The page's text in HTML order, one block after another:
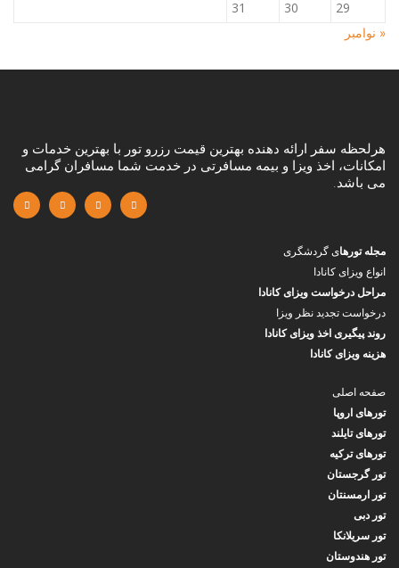
29
30
31
« نوامبر
هرلحظه سفر ارائه دهنده بهترین قیمت رزرو تور با بهترین خدمات و
امکانات، اخذ ویزا و بیمه مسافرتی در خدمت شما مسافران گرامی
می باشد.
مجله تورهای گردشگری
انواع ویزای کانادا
مراحل درخواست ویزای کانادا
درخواست تجدید نظر ویزا
روند پیگیری اخذ ویزای کانادا
هزینه ویزای کانادا
صفحه اصلی
تورهای اروپا
تورهای تایلند
تورهای ترکیه
تور گرجستان
تور ارمسنتان
تور دبی
تور سریلانکا
تور هندوستان